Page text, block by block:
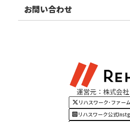
甲信越エリア
四国・九州エリア
ご利用者様の声
お知らせ
お問い合わせ
運営元：株式会
リハスワーク･ファー
リハスワーク公式